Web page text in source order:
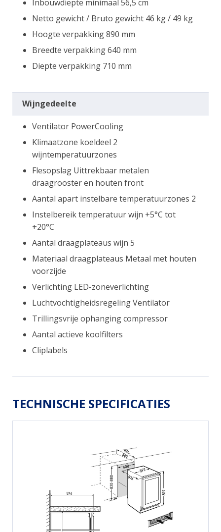
Inbouwdiepte minimaal 56,5 cm
Netto gewicht / Bruto gewicht 46 kg / 49 kg
Hoogte verpakking 890 mm
Breedte verpakking 640 mm
Diepte verpakking 710 mm
Wijngedeelte
Ventilator PowerCooling
Klimaatzone koeldeel 2
wijntemperatuurzones
Flesopslag Uittrekbaar metalen
draagrooster en houten front
Aantal apart instelbare temperatuurzones 2
Instelbereik temperatuur wijn +5°C tot
+20°C
Aantal draagplateaus wijn 5
Materiaal draagplateaus Metaal met houten
voorzijde
Verlichting LED-zoneverlichting
Luchtvochtigheidsregeling Ventilator
Trillingsvrije ophanging compressor
Aantal actieve koolfilters
Cliplabels
TECHNISCHE SPECIFICATIES